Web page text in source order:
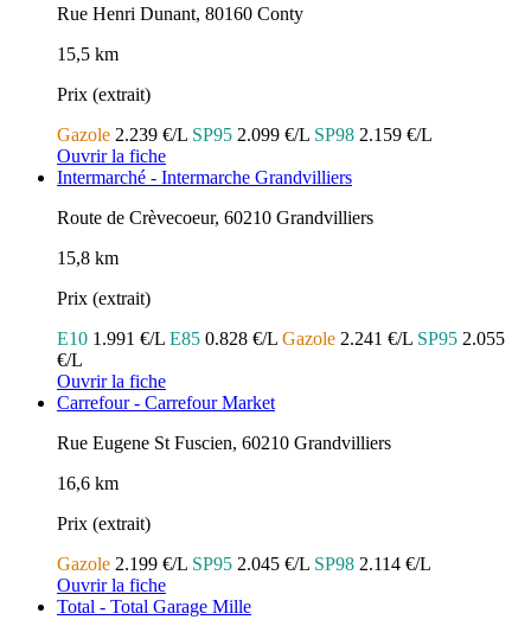
Rue Henri Dunant, 80160 Conty
15,5 km
Prix (extrait)
Gazole 2.239 €/L SP95 2.099 €/L SP98 2.159 €/L
Ouvrir la fiche
Intermarché - Intermarche Grandvilliers
Route de Crèvecoeur, 60210 Grandvilliers
15,8 km
Prix (extrait)
E10 1.991 €/L E85 0.828 €/L Gazole 2.241 €/L SP95 2.055
€/L
Ouvrir la fiche
Carrefour - Carrefour Market
Rue Eugene St Fuscien, 60210 Grandvilliers
16,6 km
Prix (extrait)
Gazole 2.199 €/L SP95 2.045 €/L SP98 2.114 €/L
Ouvrir la fiche
Total - Total Garage Mille